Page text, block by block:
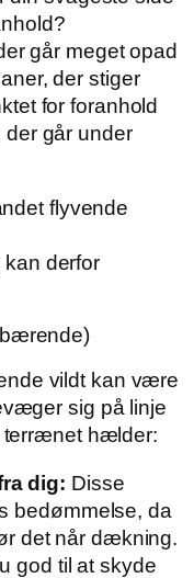
går meget opad
der stiger
for foranhold
der går under
kan derfor
vildt kan være
sig på linje
terrænet hælder:
dig: Disse
bedømmelse, da
det når dækning.
god til at skyde